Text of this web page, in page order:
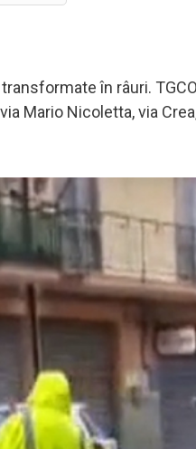
în râuri.
Mario Nicoletta, via